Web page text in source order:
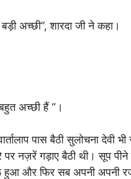
अच्छी”, शारदा जी ने कहा।
बहुत अच्छी हैं “।
पास बैठी सुलोचना देवी
नज़रें गड़ाए बैठी थी। सूप पीने
हुआ और फिर सब अपनी अपनी